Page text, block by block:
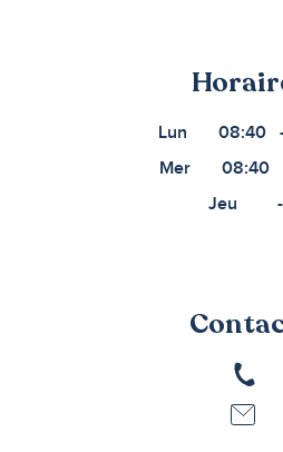
Lun 08:40
Mer
08:40
Jeu
-